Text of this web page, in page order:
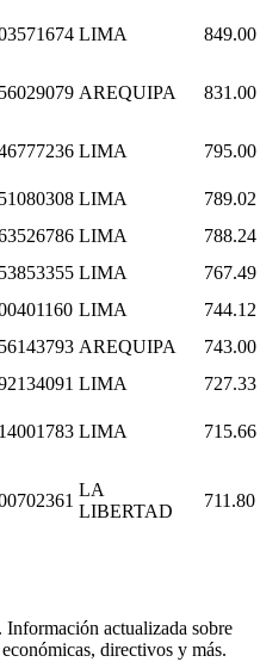
LIMA 849.00
AREQUIPA 831.00
LIMA 795.00
LIMA
789.02
LIMA
788.24
LIMA
767.49
LIMA
744.12
AREQUIPA
743.00
LIMA 727.33
LIMA 715.66
LA
LIBERTAD
711.80
Información actualizada sobre
directivos y más.